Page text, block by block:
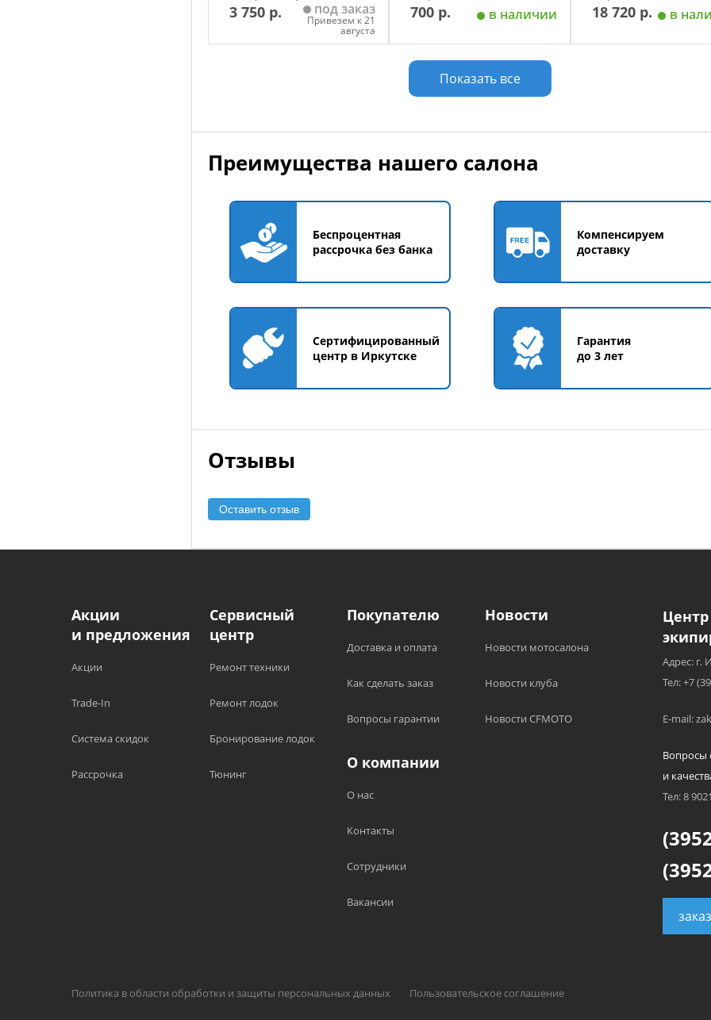
3 750 р. под заказ
Привезем к 21
августа
700 р. в наличии
Добавить в корзину
Патриот
18 720 р. в
Показать все
Преимущества нашего салона
Беспроцентная
рассрочка без банка
Компенсируем
доставку
Сертифицированный
центр в Иркутске
Гарантия
до 3 лет
Отзывы
Оставить отзыв
Акции
и предложения
Акции
Trade-In
Система скидок
Рассрочка
Сервисный
центр
Ремонт техники
Ремонт лодок
Бронирование лодок
Тюнинг
Покупателю
Доставка и оплата
Как сделать заказ
Вопросы гарантии
Новости
Новости мотосалона
Новости клуба
Новости CFMOTO
О компании
О нас
Контакты
Сотрудники
Вакансии
Политика в области обработки и защиты персональных данных Пользовательское соглашение
Адрес: г.
Тел: +7
E-mail:
Вопросы
и
Тел: 8